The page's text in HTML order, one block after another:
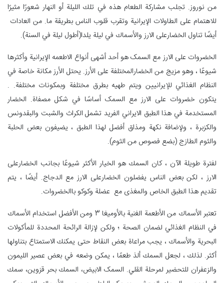
من نوروز. تجلب مشاركة الطعام هذه في تلك الليلة أو النهار شعورًا مثيرًا
للاهتمام على الطاولات الإيرانية وتقرب قلوب الناس بطريقة ما. من العادات
أيضًا تناول الخضارعلی الارز والأسماك في ليلة يلدا(أطول ليلة في السنة).
الخضروات علی الارز مع السمک هو أحد أشهى أنواع الاطعمه الإيرانية وأكثرها
شيوعًا ، وهو مزيج من الخضارالمختلفة علی الأرز. يحتل الأرز مكانة خاصة في
النظام الغذائي للإيرانيين ويتم طهيه بطرق مختلفة وبمكونات مختلفة. .
يتكون خضروات علی الارز مع السمک أساسًا في شكل مصفاة. الخضار
المستخدمة في هذا الطبق الايراني الفريد تشمل الكراث والشبت والبقدونس
والكزبرة ، ولإضافة نكهة ومذاق أفضل لهذا الطبق ، يضيفون بعض الحلبة
والثوم الطازج (بضع فصوص من الثوم).
لفترة طويلة الآن ، كان السمك هو الخيار الأكثر شيوعًا بجانب الخضارعلی
الارز ، لكن بعض الناس يفضلون الخضارعلی الارز مع الدجاج. أيضًا ، يتم
تقديم هذا الطبق الخاص والمغذی مع عضلة وکوکو باالخضروات.
تعتبر الأسماك من الأطعمة الغنية بالأوميغا 3 ومن الأفضل استخدام الأسماك
في النظام الغذائي لضمان الصحة ؛ ولكن لإزالة الرائحة المحددة للمأكولات
البحرية والأسماك ، يجب مراعاة بعض النقاط حتى يمكنك الاستمتاع بتناولها
أكثر. لذلك ، لجعل السمك ألذ طعمًا ، يمكن وضعه في بعض عصير الليمون
والزعفران للتحضير لمرحلة القلي. السمک الابیض، السمك بحر قزوين، سمك